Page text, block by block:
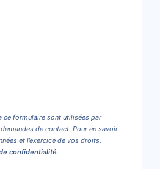
ce formulaire sont utilisées par
de contact. Pour en savoir
et l’exercice de vos droits,
confidentialité.